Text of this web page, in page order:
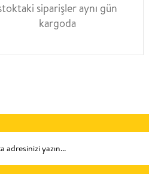
siparişler aynı gün
kargoda